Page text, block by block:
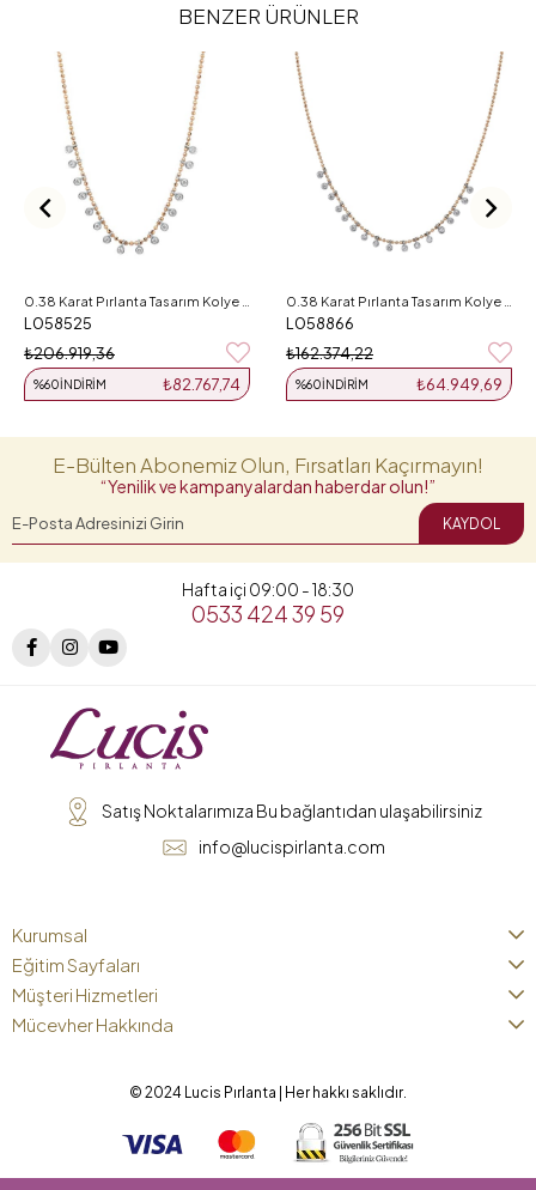
BENZER ÜRÜNLER
L058525
₺82.767,74
%60İNDIRIM
₺206.919,36
L058866
₺64.949,69
%60İNDIRIM
₺162.374,22
E-Bülten Abonemiz Olun, Fırsatları Kaçırmayın!
“Yenilik ve kampanyalardan haberdar olun!”
KAYDOL
Hafta içi 09:00 - 18:30
0533 424 39 59
Satış Noktalarımıza Bu bağlantıdan ulaşabilirsiniz
info@lucispirlanta.com
Kurumsal
Eğitim Sayfaları
Müşteri Hizmetleri
Mücevher Hakkında
© 2024 Lucis Pırlanta | Her hakkı saklıdır.